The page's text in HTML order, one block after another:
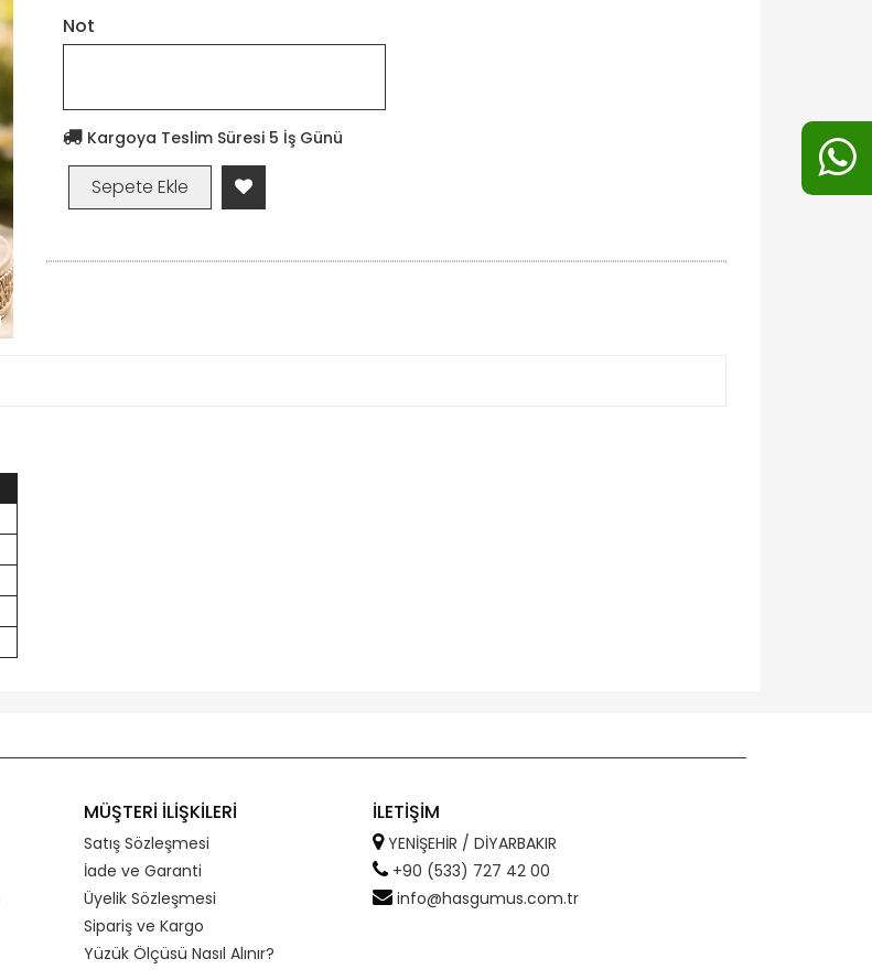
Not
Kargoya Teslim Süresi 5 İş Günü
MÜŞTERİ İLİŞKİLERİ
Satış Sözleşmesi
İade ve Garanti
Üyelik Sözleşmesi
Sipariş ve Kargo
Yüzük Ölçüsü Nasıl Alınır?
İLETİŞİM
YENİŞEHİR / DİYARBAKIR
+90 (533) 727 42 00
info@hasgumus.com.tr